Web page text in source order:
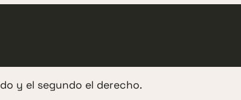
y el segundo el derecho.